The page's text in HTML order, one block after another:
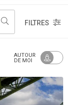
FILTRES
AUTOUR
DE MOI